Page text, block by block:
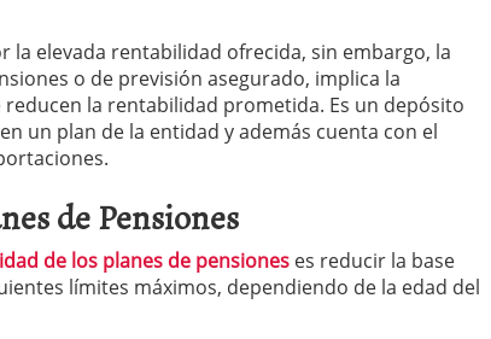
la elevada rentabilidad ofrecida, sin embargo, la
o de previsión asegurado, implica la
la rentabilidad prometida. Es un depósito
un plan de la entidad y además cuenta con el
de Pensiones
de los planes de pensiones es reducir la base
límites máximos, dependiendo de la edad del